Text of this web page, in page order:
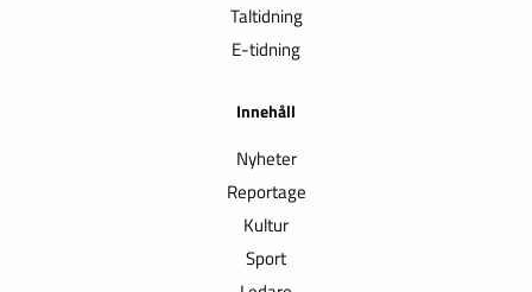
Taltidning
E-tidning
Innehåll
Nyheter
Reportage
Kultur
Sport